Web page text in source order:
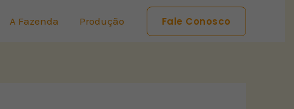
A Fazenda Produção Fale Conosco